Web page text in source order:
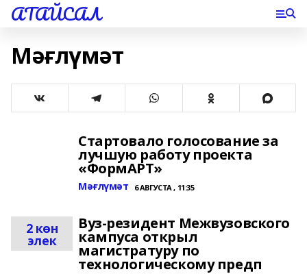
АТАЙСАЛ
Мәғлүмәт
Стартовало голосование за
лучшую работу проекта
«ФормАРТ»
Мәғлүмәт 6 АВГУСТА , 11:35
2 көн
элек
Вуз-резидент Межвузовского
кампуса открыл
магистратуру по
технологическому предп